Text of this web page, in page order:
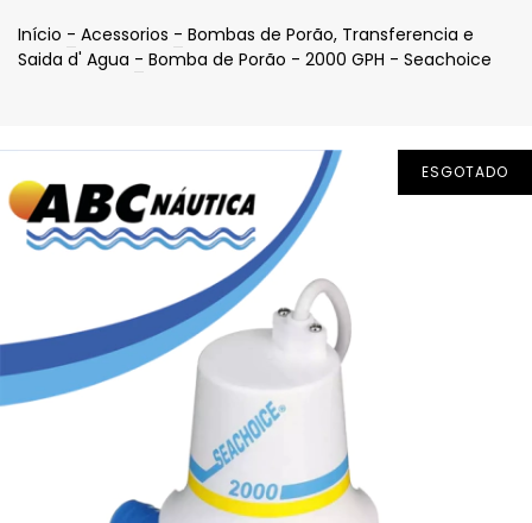
Início - Acessorios - Bombas de Porão, Transferencia e
Saida d' Agua - Bomba de Porão - 2000 GPH - Seachoice
ESGOTADO